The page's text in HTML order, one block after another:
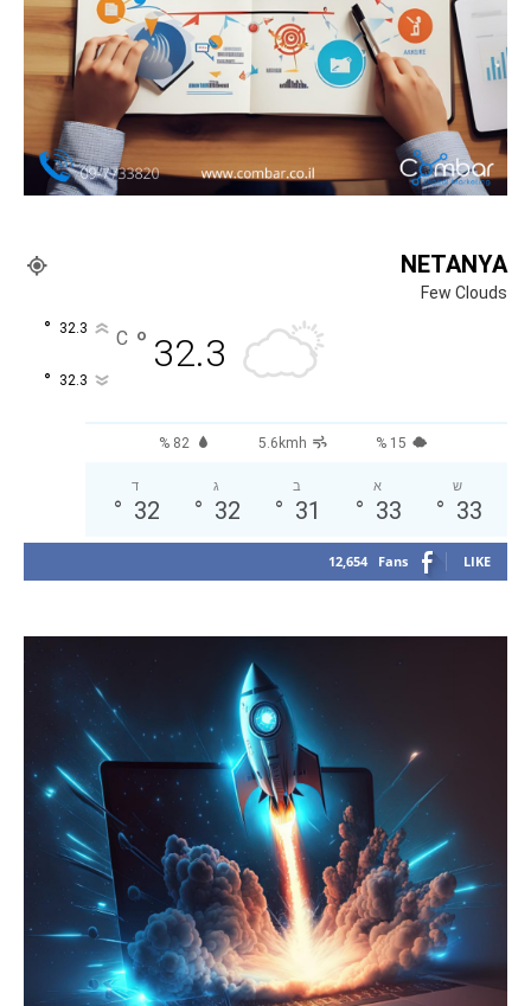
NETANYA
Few Clouds
32.3
°
C
32.3
°
32.3
°
82 % 5.6kmh 15 %
ש
33
°
א
33
°
ב
31
°
ג
32
°
ד
32
°
12,654 Fans LIKE